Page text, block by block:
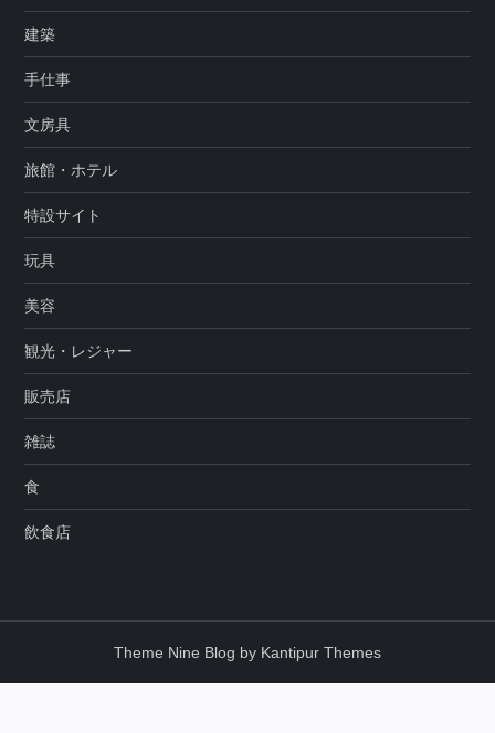
建築
手仕事
文房具
旅館・ホテル
特設サイト
玩具
美容
観光・レジャー
販売店
雑誌
食
飲食店
Theme Nine Blog by Kantipur Themes